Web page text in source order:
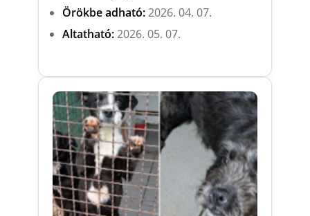
Örökbe adható:2026. 04. 07.
Altatható:2026. 05. 07.